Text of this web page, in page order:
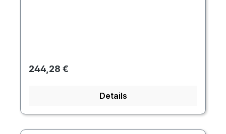
Regulärer Preis:
244,28 €
Details